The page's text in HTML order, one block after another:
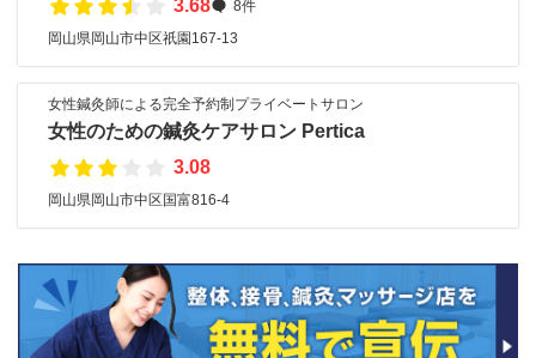
3.68
8件
岡山県岡山市中区祇園167-13
女性鍼灸師による完全予約制プライベートサロン
女性のための鍼灸ケアサロン Pertica
3.08
岡山県岡山市中区国富816-4